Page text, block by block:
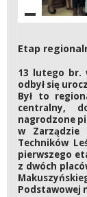
Etap
13 lutego br.
odbył się
Był to
centralny,
nagrodzone
w Zarządzie
Techników
pierwszego
z dwóch
Podstawowej